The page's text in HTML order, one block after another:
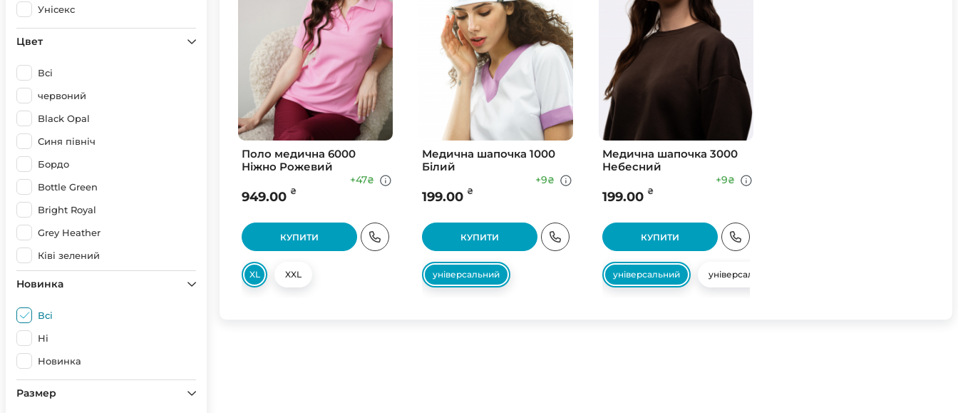
Унісекс
Цвет
Всі
червоний
Black Opal
Синя північ
Бордо
Bottle Green
Bright Royal
Grey Heather
Ківі зелений
Red
Новинка
Всі
Ні
Новинка
Размер
Поло медична 6000
Ніжно Рожевий
949.00 ₴
+47₴
КУПИТИ
XL XXL
Медична шапочка 1000
Білий
199.00 ₴
+9₴
КУПИТИ
універсальний
Медична шапочка 3000
Небесний
199.00 ₴
+9₴
КУПИТИ
універсальний універсальний